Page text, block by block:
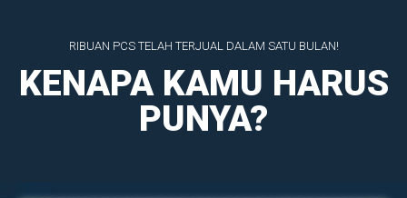
RIBUAN PCS TELAH TERJUAL DALAM SATU BULAN!
KENAPA KAMU HARUS
PUNYA?